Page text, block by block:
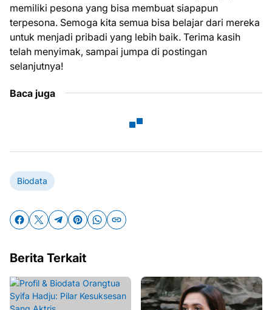
memiliki pesona yang bisa membuat siapapun
terpesona. Semoga kita semua bisa belajar dari mereka
untuk menjadi pribadi yang lebih baik. Terima kasih
telah menyimak, sampai jumpa di postingan
selanjutnya!
Baca juga
Biodata
Berita Terkait